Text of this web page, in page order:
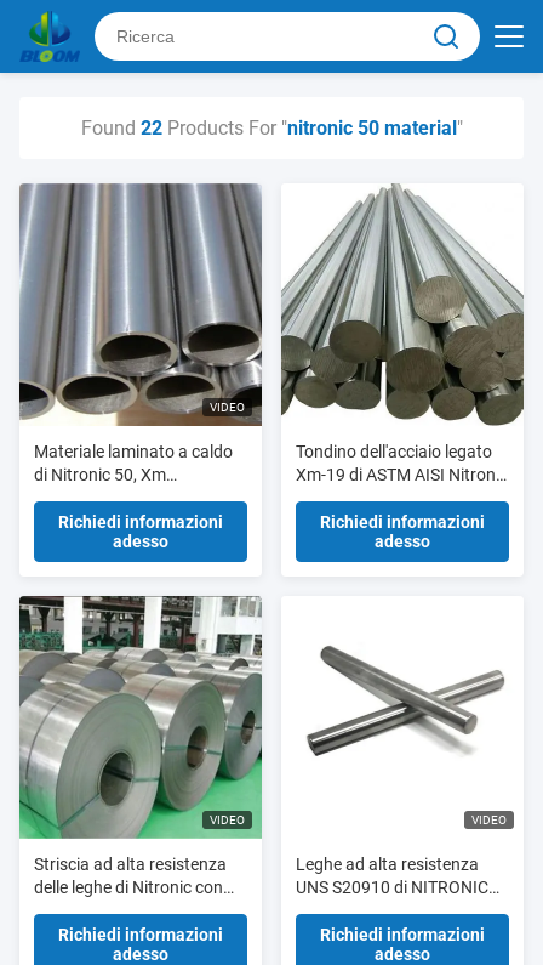
Found 22Products For "nitronic 50 material"
VIDEO
Materiale laminato a caldo
di Nitronic 50, Xm
metropolitana/tubo della
lega di 19 materiali
Richiedi informazioni
adesso
Tondino dell'acciaio legato
Xm-19 di ASTM AISI Nitronic
50
Richiedi informazioni
adesso
VIDEO
Striscia ad alta resistenza
delle leghe di Nitronic con
resistenza della corrosione
eccellente
Richiedi informazioni
adesso
VIDEO
Leghe ad alta resistenza
UNS S20910 di NITRONIC
50 HS Nitronic
Richiedi informazioni
adesso